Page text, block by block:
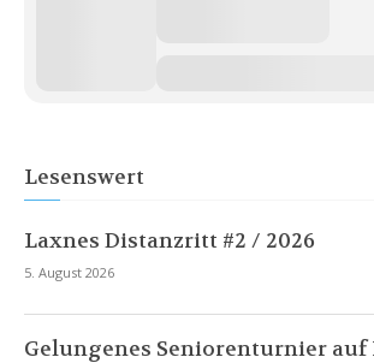
Lesenswert
Laxnes Distanzritt #2 / 2026
5. August 2026
Gelungenes Seniorenturnier auf